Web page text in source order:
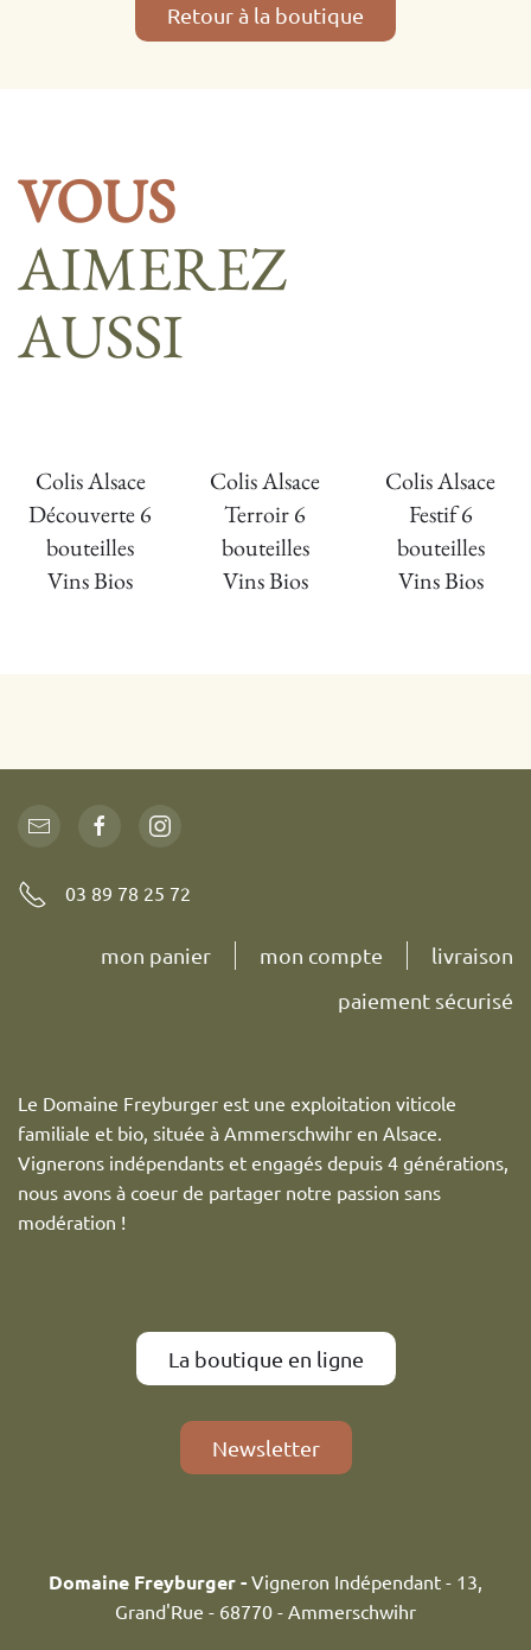
Retour à la boutique
VOUS
AIMEREZ
AUSSI
Colis Alsace
Découverte 6
bouteilles
Vins Bios
Colis Alsace
Terroir 6
bouteilles
Vins Bios
Colis Alsace
Festif 6
bouteilles
Vins Bios
03 89 78 25 72
mon panier mon compte
livraison
paiement sécurisé
Le Domaine Freyburger est une exploitation viticole
familiale et bio, située à Ammerschwihr en Alsace.
Vignerons indépendants et engagés depuis 4 générations,
nous avons à coeur de partager notre passion sans
modération !
La boutique en ligne
Newsletter
Domaine Freyburger - Vigneron Indépendant - 13,
Grand'Rue - 68770 - Ammerschwihr